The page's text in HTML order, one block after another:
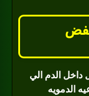
داخل الدم الي
الدمويه